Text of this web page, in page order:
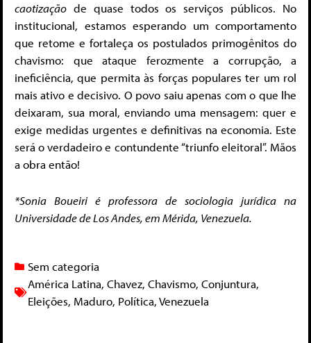
caotização de quase todos os serviços públicos. No
institucional, estamos esperando um comportamento
que retome e fortaleça os postulados primogênitos do
chavismo: que ataque ferozmente a corrupção, a
ineficiência, que permita às forças populares ter um rol
mais ativo e decisivo. O povo saiu apenas com o que lhe
deixaram, sua moral, enviando uma mensagem: quer e
exige medidas urgentes e definitivas na economia. Este
será o verdadeiro e contundente “triunfo eleitoral”. Mãos
a obra então!
*Sonia Boueiri é professora de sociologia jurídica na
Universidade de Los Andes, em Mérida, Venezuela.
Sem categoria
América Latina, Chavez, Chavismo, Conjuntura,
Eleições, Maduro, Política,Venezuela